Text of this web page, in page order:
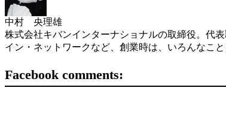
中村 央理雄
株式会社キバンインターナショナルの取締役。代
イン・ネットワークなど、創業時は、いろんなこ
Facebook comments: